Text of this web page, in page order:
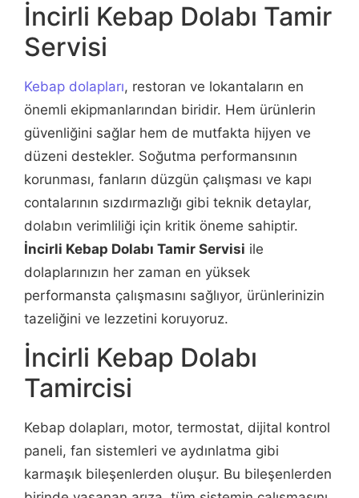
İncirli Kebap Dolabı Tamir
Servisi
Kebap dolapları, restoran ve lokantaların en
önemli ekipmanlarından biridir. Hem ürünlerin
güvenliğini sağlar hem de mutfakta hijyen ve
düzeni destekler. Soğutma performansının
korunması, fanların düzgün çalışması ve kapı
contalarının sızdırmazlığı gibi teknik detaylar,
dolabın verimliliği için kritik öneme sahiptir.
İncirli Kebap Dolabı Tamir Servisi ile
dolaplarınızın her zaman en yüksek
performansta çalışmasını sağlıyor, ürünlerinizin
tazeliğini ve lezzetini koruyoruz.
İncirli Kebap Dolabı
Tamircisi
Kebap dolapları, motor, termostat, dijital kontrol
paneli, fan sistemleri ve aydınlatma gibi
karmaşık bileşenlerden oluşur. Bu bileşenlerden